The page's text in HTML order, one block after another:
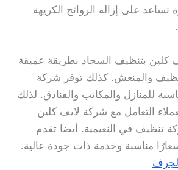
على إزالة الروائح الكريهة
كلين بتنظيف السجاد بطريقة عميقة
والمنعش. كذلك توفر شركة
للمنازل والمكاتب والفنادق. لذلك
التعامل مع شركة لايف كلين
تنظيف في النعيمية. أيضا تقدم
مناسبة وخدمة ذات جودة عالية.